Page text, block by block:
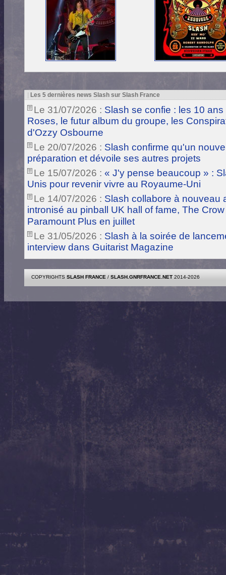
Les 5 dernières news Slash sur Slash France
Le 31/07/2026 : Slash se confie : les 10
Roses, le futur album du groupe, les
d'Ozzy Osbourne
Le 20/07/2026 : Slash confirme qu'un
préparation et dévoile ses autres projets
Le 15/07/2026 : « J'y pense beaucoup » :
Unis pour revenir vivre au Royaume-Uni
Le 14/07/2026 : Slash collabore à nouveau
intronisé au pinball UK hall of fame, The
Paramount Plus en juillet
Le 31/05/2026 : Slash à la soirée de
interview dans Guitarist Magazine
COPYRIGHTS SLASH FRANCE / SLASH.GNRFRANCE.NET 2014-2026